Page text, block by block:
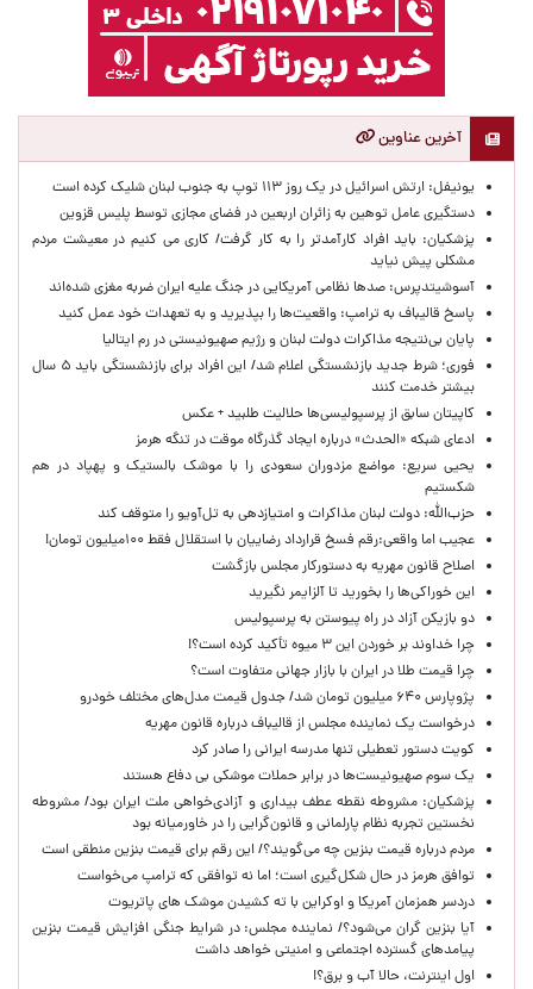
آخرین عناوین
یونیفل: ارتش اسرائیل در یک روز ۱۱۳ توپ به جنوب لبنان شلیک کرده است
دستگیری عامل توهین به زائران اربعین در فضای مجازی توسط پلیس قزوین
پزشکیان: باید افراد کارآمدتر را به کار گرفت/ کاری می کنیم در معیشت مردم
مشکلی پیش نیاید
آسوشیتدپرس: صدها نظامی آمریکایی در جنگ علیه ایران ضربه مغزی شده‌اند
پاسخ قالیباف به ترامپ: واقعیت‌ها را بپذیرید و به تعهدات خود عمل کنید
پایان بی‌نتیجه مذاکرات دولت لبنان و رژیم صهیونیستی در رم ایتالیا
فوری؛ شرط جدید بازنشستگی اعلام شد/ این افراد برای بازنشستگی باید ۵ سال
بیشتر خدمت کنند
کاپیتان سابق از پرسپولیسی‌ها حلالیت طلبید + عکس
ادعای شبکه «الحدث» درباره ایجاد گذرگاه موقت در تنگه هرمز
یحیی سریع: مواضع مزدوران سعودی را با موشک بالستیک و پهپاد در هم
شکستیم
حزب‌الله: دولت لبنان مذاکرات و امتیازدهی به تل‌آویو را متوقف کند
عجیب اما واقعی:رقم فسخ قرارداد رضاییان با استقلال فقط ۱۰۰میلیون تومان!
اصلاح قانون مهریه به دستورکار مجلس بازگشت
این خوراکی‌ها را بخورید تا آلزایمر نگیرید
دو بازیکن آزاد در راه پیوستن به پرسپولیس
چرا خداوند بر خوردن این ۳ میوه تأکید کرده است؟!
چرا قیمت طلا در ایران با بازار جهانی متفاوت است؟
پژوپارس ۶۴۰ میلیون تومان شد/ جدول قیمت مدل‌های مختلف خودرو
درخواست یک نماینده مجلس از قالیباف درباره قانون مهریه
کویت دستور تعطیلی تنها مدرسه ایرانی را صادر کرد
یک‌ سوم صهیونیست‌ها در برابر حملات موشکی بی دفاع هستند
پزشکیان: مشروطه نقطه عطف بیداری و آزادی‌خواهی ملت ایران بود/ مشروطه
نخستین تجربه نظام پارلمانی و قانون‌گرایی را در خاورمیانه بود
مردم درباره قیمت بنزین چه می‌گویند؟/ این رقم برای قیمت بنزین منطقی است
توافق هرمز در حال شکل‌گیری است؛ اما نه توافقی که ترامپ می‌خواست
دردسر همزمان آمریکا و اوکراین با ته کشیدن موشک های پاتریوت
آیا بنزین گران می‌شود؟/ نماینده مجلس: در شرایط جنگی افزایش قیمت بنزین
پیامدهای گسترده اجتماعی و امنیتی خواهد داشت
اول اینترنت، حالا آب و برق؟!